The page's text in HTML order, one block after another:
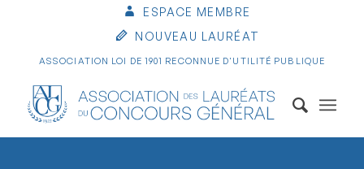
ESPACE MEMBRE
NOUVEAU LAURÉAT
ASSOCIATION LOI DE 1901 RECONNUE D'UTILITÉ PUBLIQUE